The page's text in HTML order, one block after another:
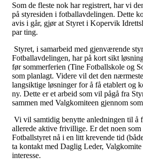
Som de fleste nok har registrert, har vi
på styresiden i fotballavdelingen. Dette
avis i går, gjør at Styret i Kopervik
par ting.
Styret, i samarbeid med gjenværende
Fotballavdelingen, har på kort sikt
før sommerferien (Tine Fotballskole og
som planlagt. Videre vil det den
langsiktige løsninger for å få etablert og
ny. Dette er et arbeid som vil pågå fra
sammen med Valgkomiteen gjennom
Vi vil samtidig benytte anledningen til å
allerede aktive frivillige. Er det noen som
Fotballstyret nå i en litt krevende tid
ta kontakt med Daglig Leder,
interesse.